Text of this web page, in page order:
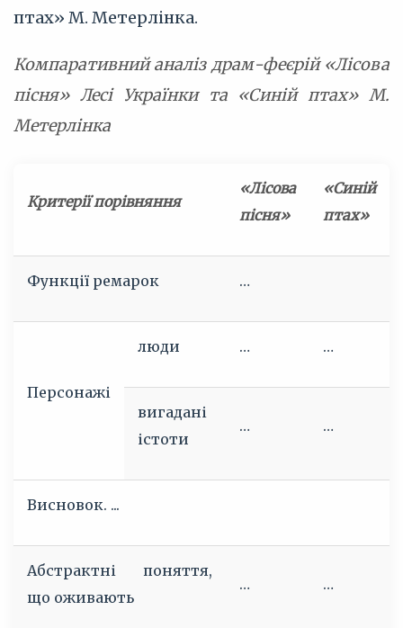
птах» М. Метерлінка.
Компаративний аналіз драм-феєрій «Лісова
пісня» Лесі Українки та «Синій птах» М.
Метерлінка
Критерії порівняння
«Лісова
пісня»
«Синій
птах»
Функції ремарок …
Персонажі
люди … …
вигадані
істоти
… …
Висновок. ...
Абстрактні поняття,
що оживають
… …